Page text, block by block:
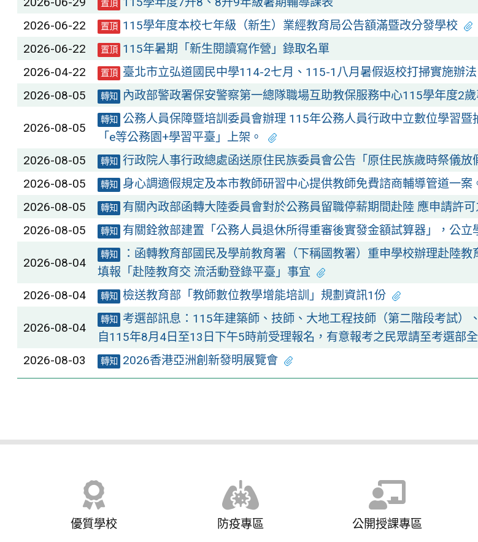
置頂
2026-06-22 置頂 115學年度本校七年級（新生）業經教育局公告額滿暨改分發學校
2026-06-22 置頂 115年暑期「新生閱讀寫作營」錄取名單
2026-04-22 置頂 臺北市立弘道國民中學114-2七月、115-1八月暑假返校打掃實施辦法
2026-08-05 轉知 內政部警政署保安警察第一總隊職場互助教保服務中心115學年度2歲
2026-08-05
轉知
公務人員保障暨培訓委員會辦理 115年公務人員行政中立數位學習
「e等公務園+學習平臺」上架。
2026-08-05 轉知 行政院人事行政總處函送原住民族委員會公告「原住民族歲時祭儀放
2026-08-05 轉知 身心調適假規定及本市教師研習中心提供教師免費諮商輔導管道一案
2026-08-05 轉知 有關內政部函轉大陸委員會對於公務員留職停薪期間赴陸 應申請許可
2026-08-05 轉知 有關銓敘部建置「公務人員退休所得重審後實發金額試算器」，公立
2026-08-04
轉知
：函轉教育部國民及學前教育署（下稱國教署）重申學校辦理赴陸
填報「赴陸教育交 流活動登錄平臺」事宜
2026-08-04 轉知 檢送教育部「教師數位教學增能培訓」規劃資訊1份
2026-08-04
轉知
考選部訊息：115年建築師、技師、大地工程技師（第二階段考試）
自115年8月4日至13日下午5時前受理報名，有意報考之民眾請至考選部
2026-08-03 轉知 2026香港亞洲創新發明展覽會
優質學校 防疫專區 公開授課專區